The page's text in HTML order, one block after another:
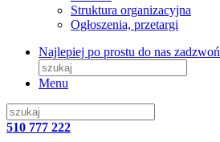
Struktura organizacyjna
Ogłoszenia, przetargi
Najlepiej po prostu do nas zadzwoń
Menu
510 777 222